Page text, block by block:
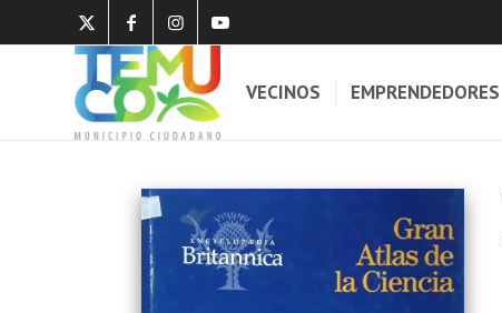
VECINOS EMPRENDEDORES